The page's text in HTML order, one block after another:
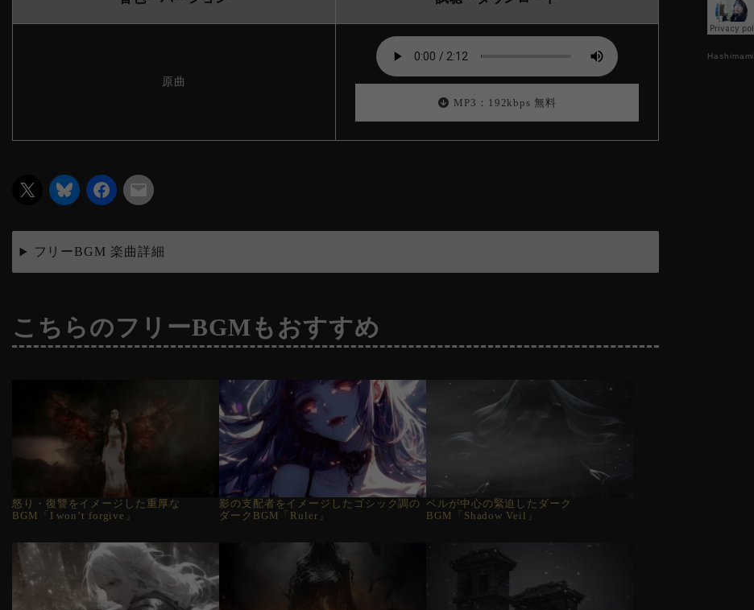
原曲
MP3：192kbps 無料
フリーBGM 楽曲詳細
こちらのフリーBGMもおすすめ
怒り・復讐をイメージした重厚な
BGM「I won’t forgive」
影の支配者をイメージしたゴシック調の
ダークBGM「Ruler」
ベルが中心の緊迫したダーク
BGM「Shadow Veil」
Hashimami